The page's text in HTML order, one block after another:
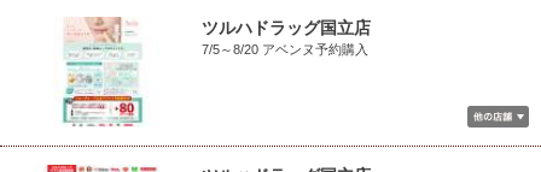
ツルハドラッグ国立店
7/5～8/20 アベンヌ予約購入